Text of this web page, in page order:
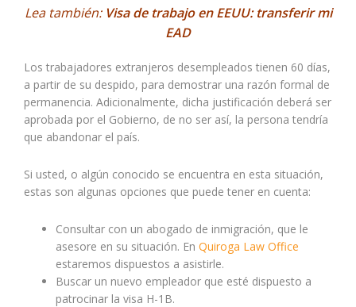
Lea también: Visa de trabajo en EEUU: transferir mi
EAD
Los trabajadores extranjeros desempleados tienen 60 días,
a partir de su despido, para demostrar una razón formal de
permanencia. Adicionalmente, dicha justificación deberá ser
aprobada por el Gobierno, de no ser así, la persona tendría
que abandonar el país.
Si usted, o algún conocido se encuentra en esta situación,
estas son algunas opciones que puede tener en cuenta:
Consultar con un abogado de inmigración, que le
asesore en su situación. En Quiroga Law Office
estaremos dispuestos a asistirle.
Buscar un nuevo empleador que esté dispuesto a
patrocinar la visa H-1B.